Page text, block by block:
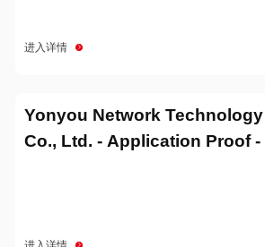
进入详情
Yonyou Network Technology
Co., Ltd. - Application Proof -